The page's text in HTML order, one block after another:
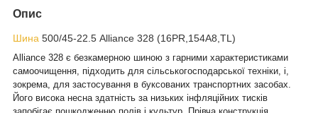
Опис
Шина 500/45-22.5 Alliance 328 (16PR,154A8,TL)
Alliance 328 є безкамерною шиною з гарними характеристиками
самоочищення, підходить для сільськогосподарської техніки , і,
зокрема, для застосування в буксованих транспортних засобах.
Його висока несна здатність за низьких інфляційних тисків